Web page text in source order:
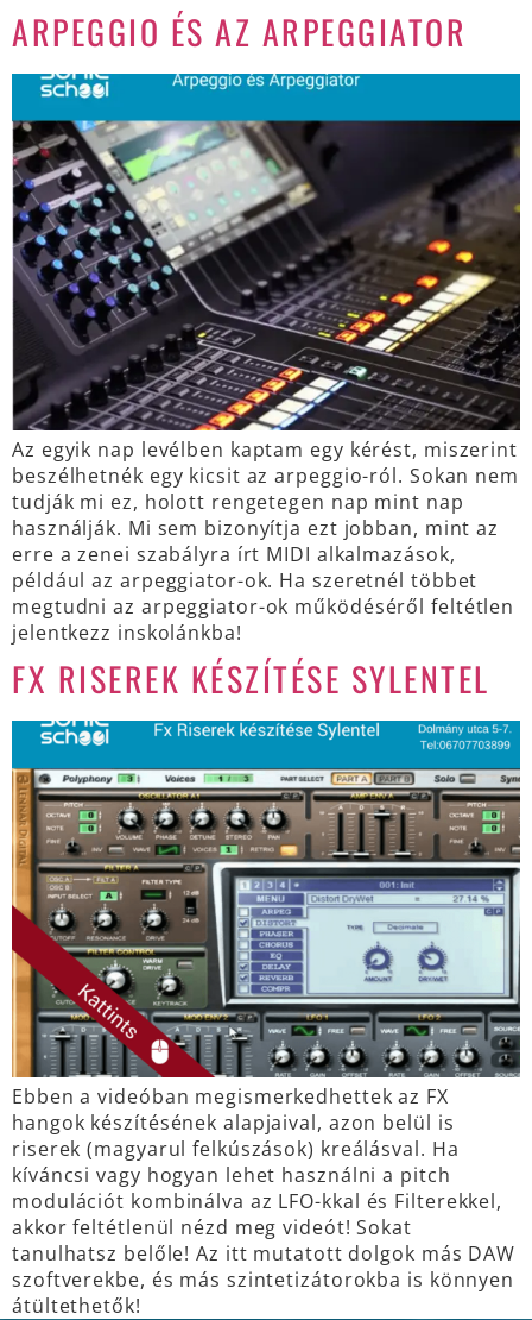
ARPEGGIO ÉS AZ ARPEGGIATOR
Az egyik nap levélben kaptam egy kérést, miszerint
beszélhetnék egy kicsit az arpeggio-ról. Sokan nem
tudják mi ez, holott rengetegen nap mint nap
használják. Mi sem bizonyítja ezt jobban, mint az
erre a zenei szabályra írt MIDI alkalmazások,
például az arpeggiator-ok. Ha szeretnél többet
megtudni az arpeggiator-ok működéséről feltétlen
jelentkezz inskolánkba!
FX RISEREK KÉSZÍTÉSE SYLENTEL
Ebben a videóban megismerkedhettek az FX
hangok készítésének alapjaival, azon belül is
riserek (magyarul felkúszások) kreálásval. Ha
kíváncsi vagy hogyan lehet használni a pitch
modulációt kombinálva az LFO-kkal és Filterekkel,
akkor feltétlenül nézd meg videót! Sokat
tanulhatsz belőle! Az itt mutatott dolgok más DAW
szoftverekbe, és más szintetizátorokba is könnyen
átültethetők!